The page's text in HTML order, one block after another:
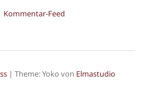
Kommentar-Feed
| Theme: Yoko von Elmastudio